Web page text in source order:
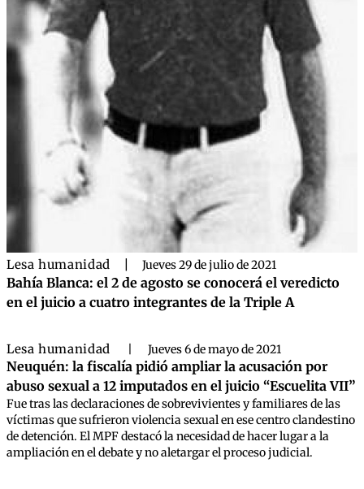
Lesa humanidad Jueves 29 de julio de 2021
Bahía Blanca: el 2 de agosto se conocerá el veredicto
en el juicio a cuatro integrantes de la Triple A
Lesa humanidad Jueves 6 de mayo de 2021
Neuquén: la fiscalía pidió ampliar la acusación por
abuso sexual a 12 imputados en el juicio “Escuelita VII”
Fue tras las declaraciones de sobrevivientes y familiares de las
víctimas que sufrieron violencia sexual en ese centro clandestino
de detención. El MPF destacó la necesidad de hacer lugar a la
ampliación en el debate y no aletargar el proceso judicial.